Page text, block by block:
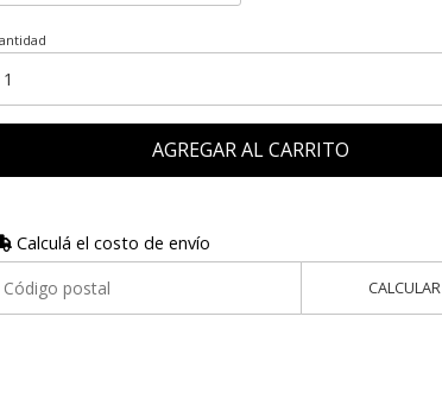
AGREGAR AL CARRITO
Calculá el costo de envío
CALCULAR